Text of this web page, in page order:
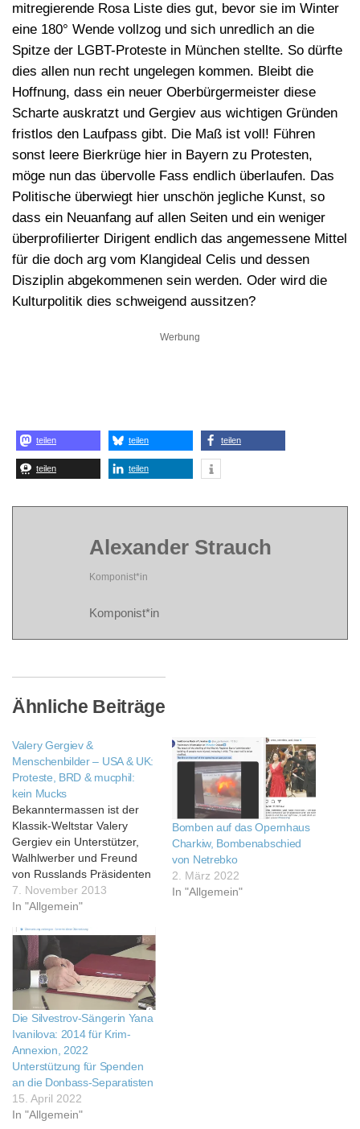
mitregierende Rosa Liste dies gut, bevor sie im Winter
eine 180° Wende vollzog und sich unredlich an die
Spitze der LGBT-Proteste in München stellte. So dürfte
dies allen nun recht ungelegen kommen. Bleibt die
Hoffnung, dass ein neuer Oberbürgermeister diese
Scharte auskratzt und Gergiev aus wichtigen Gründen
fristlos den Laufpass gibt. Die Maß ist voll! Führen
sonst leere Bierkrüge hier in Bayern zu Protesten,
möge nun das übervolle Fass endlich überlaufen. Das
Politische überwiegt hier unschön jegliche Kunst, so
dass ein Neuanfang auf allen Seiten und ein weniger
überprofilierter Dirigent endlich das angemessene Mittel
für die doch arg vom Klangideal Celis und dessen
Disziplin abgekommenen sein werden. Oder wird die
Kulturpolitik dies schweigend aussitzen?
Werbung
teilen teilen teilen
teilen teilen
Alexander Strauch
Komponist*in
Komponist*in
Ähnliche Beiträge
Valery Gergiev &
Menschenbilder – USA & UK:
Proteste, BRD & mucphil:
kein Mucks
Bekanntermassen ist der
Klassik-Weltstar Valery
Gergiev ein Unterstützer,
Walhlwerber und Freund
von Russlands Präsidenten
Wladimir Putin. Und er gab
seiner Sympathie für das
Putinregierung zur Anti-
Homosexualitäts-
Propaganda Ausdruck: „In
Russia we do everything we
can to protect children from
paedophiles. This law is not
about homosexuality, it
targets…
7. November 2013
In "Allgemein"
Bomben auf das Opernhaus
Charkiw, Bombenabschied
von Netrebko
2. März 2022
In "Allgemein"
Die Silvestrov-Sängerin Yana
Ivanilova: 2014 für Krim-
Annexion, 2022
Unterstützung für Spenden
an die Donbass-Separatisten
15. April 2022
In "Allgemein"